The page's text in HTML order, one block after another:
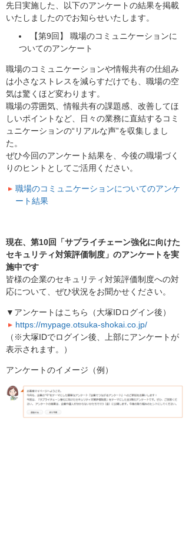
先日実施した、以下のアンケートの結果を掲載
いたしましたのでお知らせいたします。
【第9回】 職場のコミュニケーションに
ついてのアンケート
職場のコミュニケーションや情報共有の仕組み
は小さなストレスを減らすだけでも、職場の空
気は驚くほど変わります。
職場の雰囲気、情報共有の課題感、改善してほ
しいポイントなど、日々の業務に直結するコミ
ュニケーションの“リアルな声”を収集しまし
た。
ぜひ今回のアンケート結果を、今後の職場づく
りのヒントとしてご活用ください。
職場のコミュニケーションについてのアンケ
ート結果
現在、第10回「サプライチェーン強化に向けた
セキュリティ対策評価制度」のアンケートを実
施中です
皆様の企業のセキュリティ対策評価制度への対
応について、ぜひ状況をお聞かせください。
▼アンケートはこちら（大塚IDログイン後）
https://mypage.otsuka-shokai.co.jp/
（※大塚IDでログイン後、上部にアンケートが
表示されます。）
アンケートのイメージ（例）